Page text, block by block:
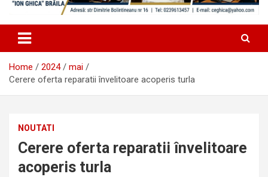
Home 2024
mai
Cerere oferta reparatii învelitoare acoperis turla
NOUTATI
Cerere oferta reparatii învelitoare
acoperis turla